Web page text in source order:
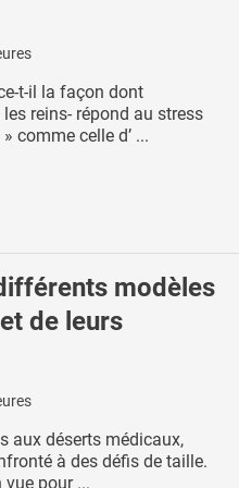
t-il la façon dont
reins- répond au stress
comme celle d’ ...
modèles
de leurs
aux déserts médicaux,
à des défis de taille.
pour ...